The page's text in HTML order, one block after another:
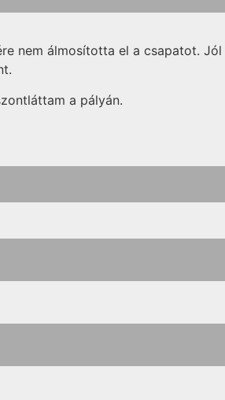
nem álmosította el a csapatot.
a pályán.